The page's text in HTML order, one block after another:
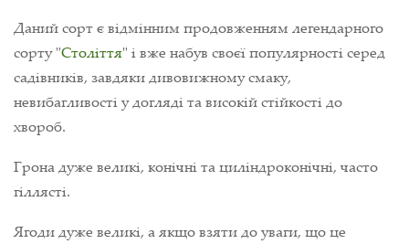
Даний сорт є відмінним продовженням легендарного
сорту "Століття" і вже набув своєї популярності серед
садівників, завдяки дивовижному смаку,
невибагливості у догляді та високій стійкості до
хвороб.
Грона дуже великі, конічні та циліндроконічні, часто
гіллясті.
Ягоди дуже великі, а якщо взяти до уваги, що це